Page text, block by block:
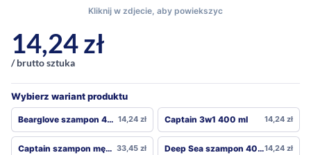
14,24zł
/ brutto sztuka
Wybierz wariant produktu
Bearglove szampon 400 ml 14,24 zł Captain 3w1 400 ml 14,24 zł
Captain szampon mężczyzn 3w1 1000 ml 33,45 zł Deep Sea szampon 400 ml14,24 zł